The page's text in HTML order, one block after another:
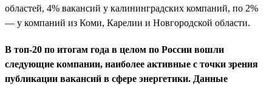
областей, 4% вакансий у калининградских компаний, по 2%
— у компаний из Коми, Карелии и Новгородской области.
В топ-20 по итогам года в целом по России вошли
следующие компании, наиболее активные с точки зрения
публикации вакансий в сфере энергетики. Данные